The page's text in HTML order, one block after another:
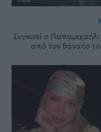
Συγκινεί ο
από τον θάνατο